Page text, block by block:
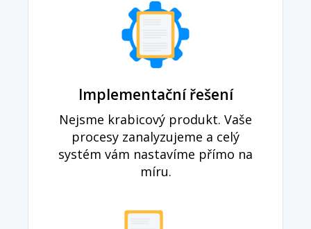
Implementační řešení
Nejsme krabicový produkt. Vaše
procesy zanalyzujeme a celý
systém vám nastavíme přímo na
míru.